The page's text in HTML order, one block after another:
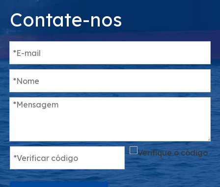
Contate-nos